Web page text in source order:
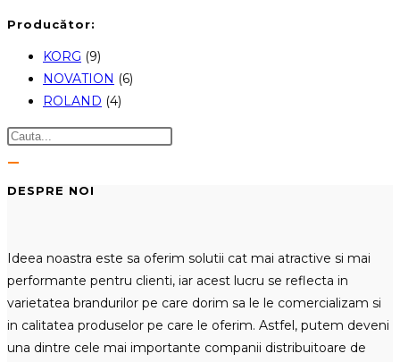
Producător:
KORG (9)
NOVATION (6)
ROLAND (4)
DESPRE NOI
Ideea noastra este sa oferim solutii cat mai atractive si mai
performante pentru clienti, iar acest lucru se reflecta in
varietatea brandurilor pe care dorim sa le le comercializam si
in calitatea produselor pe care le oferim. Astfel, putem deveni
una dintre cele mai importante companii distribuitoare de